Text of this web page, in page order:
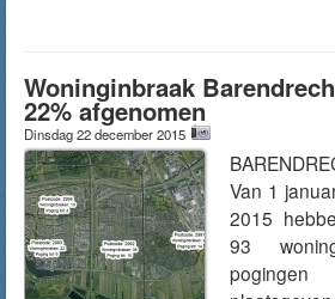
Woninginbraak
22% afgenomen
Dinsdag 22 december 2015
Van 1
2015
93